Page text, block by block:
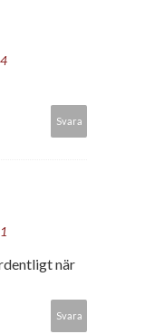
Svara
när
Svara